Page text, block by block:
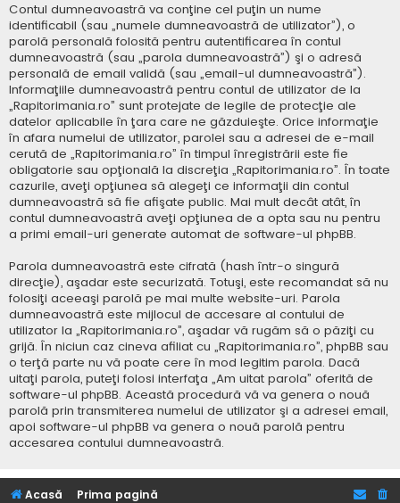
Contul dumneavoastră va conţine cel puţin un nume
identificabil (sau „numele dumneavoastră de utilizator”), o
parolă personală folosită pentru autentificarea în contul
dumneavoastră (sau „parola dumneavoastră”) şi o adresă
personală de email validă (sau „email-ul dumneavoastră”).
Informaţiile dumneavoastră pentru contul de utilizator de la
„Rapitorimania.ro” sunt protejate de legile de protecţie ale
datelor aplicabile în ţara care ne găzduieşte. Orice informaţie
în afara numelui de utilizator, parolei sau a adresei de e-mail
cerută de „Rapitorimania.ro” în timpul înregistrării este fie
obligatorie sau opţională la discreţia „Rapitorimania.ro”. În toate
cazurile, aveţi opţiunea să alegeţi ce informaţii din contul
dumneavoastră să fie afişate public. Mai mult decât atât, în
contul dumneavoastră aveţi opţiunea de a opta sau nu pentru
a primi email-uri generate automat de software-ul phpBB.
Parola dumneavoastră este cifrată (hash într-o singură
direcţie), aşadar este securizată. Totuşi, este recomandat să nu
folosiţi aceeaşi parolă pe mai multe website-uri. Parola
dumneavoastră este mijlocul de accesare al contului de
utilizator la „Rapitorimania.ro”, aşadar vă rugăm să o păziţi cu
grijă. În niciun caz cineva afiliat cu „Rapitorimania.ro”, phpBB sau
o terţă parte nu vă poate cere în mod legitim parola. Dacă
uitaţi parola, puteţi folosi interfaţa „Am uitat parola” oferită de
software-ul phpBB. Această procedură vă va genera o nouă
parolă prin transmiterea numelui de utilizator şi a adresei email,
apoi software-ul phpBB va genera o nouă parolă pentru
accesarea contului dumneavoastră.
Acasă Prima pagină